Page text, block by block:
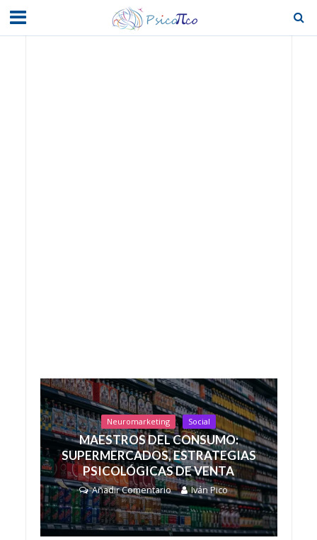
Neuromarketing Social
MAESTROS DEL CONSUMO:
SUPERMERCADOS, ESTRATEGIAS
PSICOLÓGICAS DE VENTA
Añadir Comentario Iván Pico